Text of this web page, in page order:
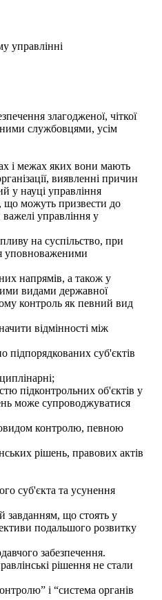
управлінні
злагодженої, чіткої
службовцями, усім
і межах яких вони мають
виявленні причин
у науці управління
що можуть призвести до
управління у
на суспільство, при
уповноваженими
напрямів, а також у
видами державної
контроль як певний вид
відмінності між
підпорядкованих суб'єктів
підконтрольних об'єктів у
може супроводжуватися
контролю, певною
рішень, правових актів
суб'єкта та усунення
завданням, що стоять у
подальшого розвитку
забезпечення.
рішення не стали
і “система органів